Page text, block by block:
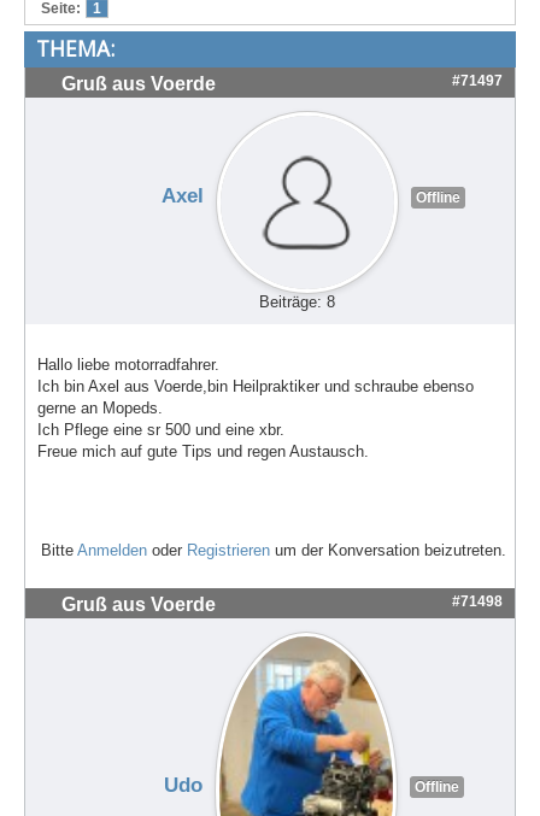
Seite: 1
THEMA:
Gruß aus Voerde #71497
Axel Offline
Beiträge: 8
Hallo liebe motorradfahrer.
Ich bin Axel aus Voerde,bin Heilpraktiker und schraube ebenso
gerne an Mopeds.
Ich Pflege eine sr 500 und eine xbr.
Freue mich auf gute Tips und regen Austausch.
Bitte Anmelden oder Registrieren um der Konversation beizutreten.
Gruß aus Voerde #71498
Udo Offline